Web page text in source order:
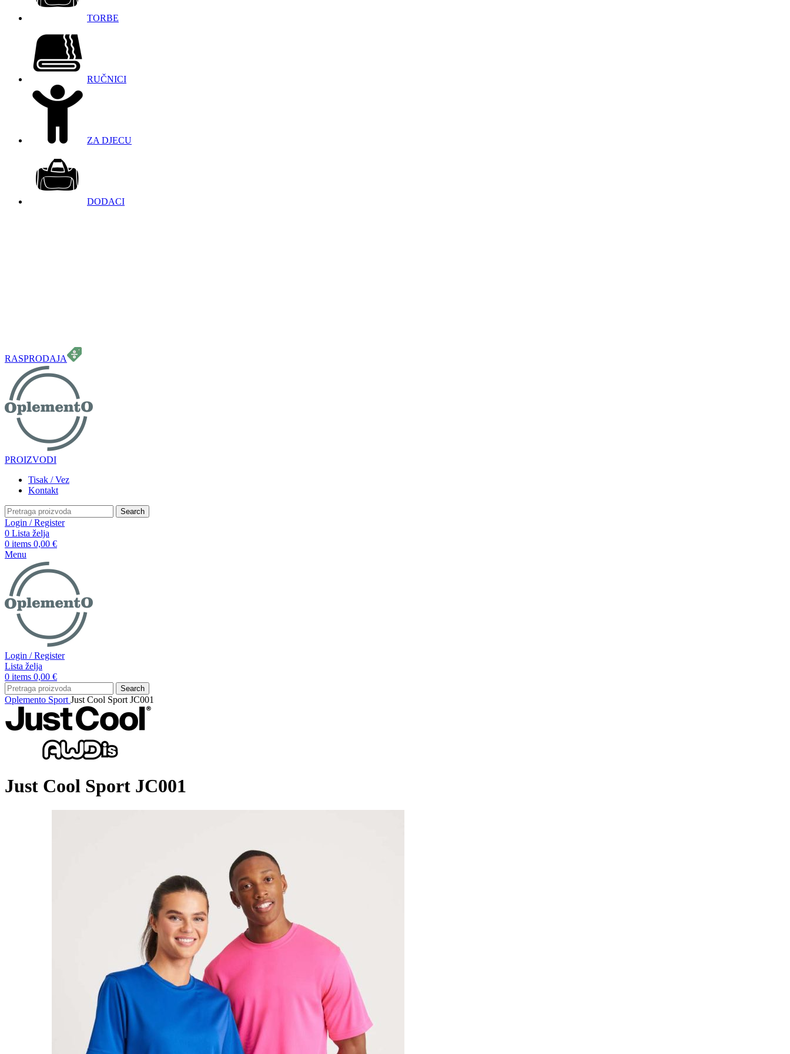
TORBE
RUČNICI
ZA DJECU
DODACI
RASPRODAJA
PROIZVODI
Tisak / Vez
Kontakt
Search
Login / Register
0 Lista želja
0 items 0,00 €
Menu
Login / Register
Lista želja
0 items 0,00 €
Search
Oplemento Sport Just Cool Sport JC001
Just Cool Sport JC001